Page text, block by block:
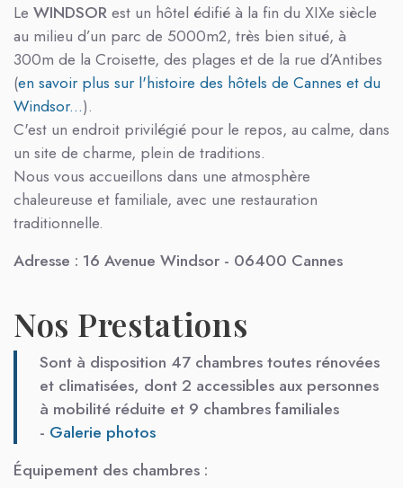
Le WINDSORest un hôtel édifié à la fin du XIXe siècle
au milieu d’un parc de 5000m2, très bien situé, à
300m de la Croisette, des plages et de la rue d’Antibes
(en savoir plus sur l'histoire des hôtels de Cannes et du
Windsor...).
C'est un endroit privilégié pour le repos, au calme, dans
un site de charme, plein de traditions.
Nous vous accueillons dans une atmosphère
chaleureuse et familiale, avec une restauration
traditionnelle.
Adresse : 16 Avenue Windsor - 06400 Cannes
Nos Prestations
Sont à disposition 47 chambres toutes rénovées
et climatisées, dont 2 accessibles aux personnes
à mobilité réduite et 9 chambres familiales
- Galerie photos
Équipement des chambres :